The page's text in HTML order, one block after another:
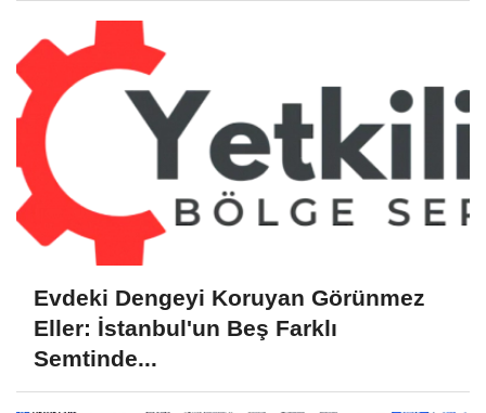
Evdeki Dengeyi Koruyan Görünmez
Eller: İstanbul'un Beş Farklı
Semtinde...